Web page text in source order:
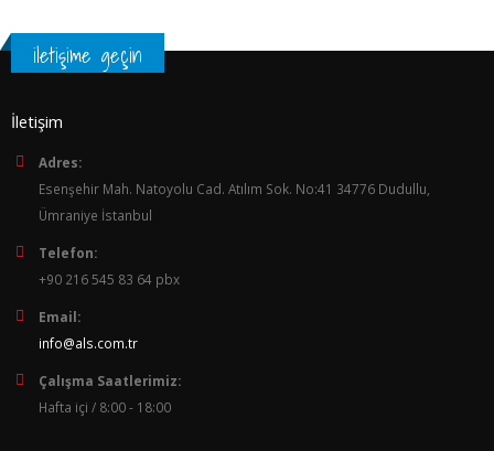
iletişime geçin
İletişim
Adres:
Esenşehir Mah. Natoyolu Cad. Atılım Sok. No:41 34776 Dudullu,
Ümraniye İstanbul
Telefon:
+90 216 545 83 64 pbx
Email:
info@als.com.tr
Çalışma Saatlerimiz:
Hafta içi / 8:00 - 18:00